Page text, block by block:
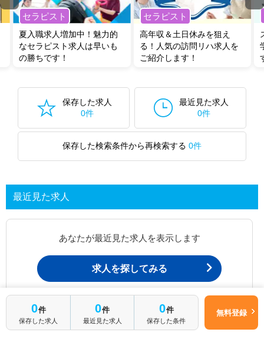
いただくか、お気軽にお問い合わせください。
全国の理学療法士求人から検索いただくことも可能です。
無料転職支援サービス
にお申し込みいただくと、ご希望条件をヒアリン
グした上で求人をご提案いたします。
ご希望条件がまだ定まっていない方は
人気の希望条件をピックアップし
転職支援の他、情報収集や募集状況の確認も、お気軽にご相談くださ
セラピスト
夏入職求人増加中！魅力的
なセラピスト求人は早いも
の勝ちです！
セラピスト
高年収＆土日休みを狙え
る！人気の訪問リハ求人を
ご紹介します！
保存した求人
0件
最近見た求人
0件
保存した検索条件から再検索する 0件
最近見た求人
あなたが最近見た求人を表示します
求人を探してみる
最近見た求人一覧ページから、
お問い合わせが可能です。
0件
保存した求人
0件
最近見た求人
0件
保存した条件
無料登録